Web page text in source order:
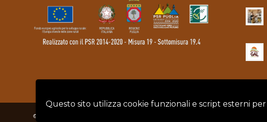
Questo sito utilizza cookie funzionali e script esterni
© Copyright - GAL DAUNIA RURALE 2020 - P.IVA: 04128760719 |